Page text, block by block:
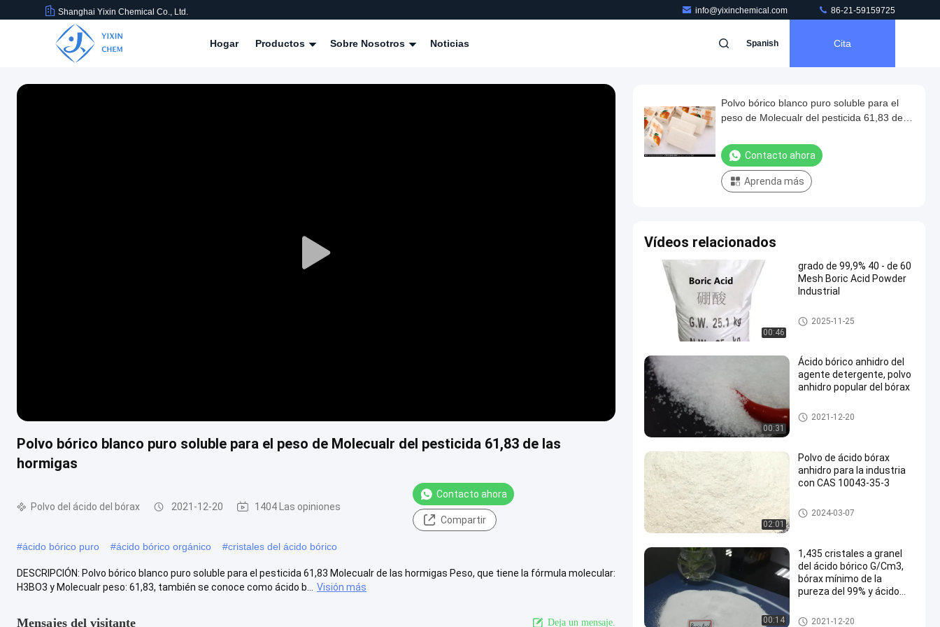
Shanghai Yixin Chemical Co., Ltd. info@yixinchemical.com 86-21-59159725
Hogar Productos Sobre Nosotros Noticias Spanish Cita
Play
Polvo bórico blanco puro soluble para el peso de Molecualr del pesticida 61,83 de las
hormigas
Polvo del ácido del bórax 2021-12-20 1404 Las opiniones
Contacto ahora
Compartir
#ácido bórico puro #ácido bórico orgánico #cristales del ácido bórico
DESCRIPCIÓN: Polvo bórico blanco puro soluble para el pesticida 61,83 Molecualr de las hormigas Peso, que tiene la fórmula molecular:
H3BO3 y Molecualr peso: 61,83, también se conoce como ácido b...
Visión más
Mensajes del visitante Deja un mensaje.
Polvo bórico blanco puro soluble para el
peso de Molecualr del pesticida 61,83 de
Contacto ahora
Aprenda más
Vídeos relacionados
00:46
grado de 99,9% 40 - de 60
Mesh Boric Acid Powder
Industrial
Polvo del ácido del bórax
2025-11-25
00:31
Ácido bórico anhidro del
agente detergente, polvo
anhidro popular del bórax
Polvo del ácido del bórax
2021-12-20
02:01
Polvo de ácido bórax
anhidro para la industria
con CAS 10043-35-3
Polvo del ácido del bórax
2024-03-07
00:14
1,435 cristales a granel
del ácido bórico G/Cm3,
bórax mínimo de la
pureza del 99% y ácido
Polvo del ácido del bórax
2021-12-20